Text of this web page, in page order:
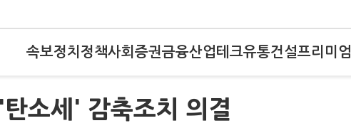
속보정치 정책사회 증권금융산업테크유통건설프리미엄
소세' 감축조치 의결